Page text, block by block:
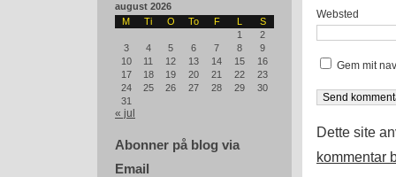
august 2026
M
Ti O To F L
S
1
2
3
4 5 6 7 8
9
10
11 12 13 14 15
16
17
18 19 20 21 22
23
24
25 26 27 28 29
30
31
« jul
Abonner på blog via
Email
Websted
Gem mit
Dette site
kommentar